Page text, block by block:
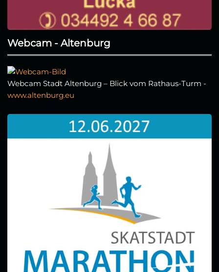
Webcam - Altenburg
Webcam Stadt Altenburg – Blick vom Rathaus-Turm -
www.altenburg.eu